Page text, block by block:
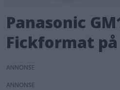
Panasonic
Fickformat
ANNONS
ANNONS